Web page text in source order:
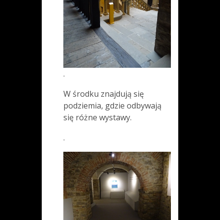
.
W środku znajdują się
podziemia, gdzie odbywają
się różne wystawy.
.